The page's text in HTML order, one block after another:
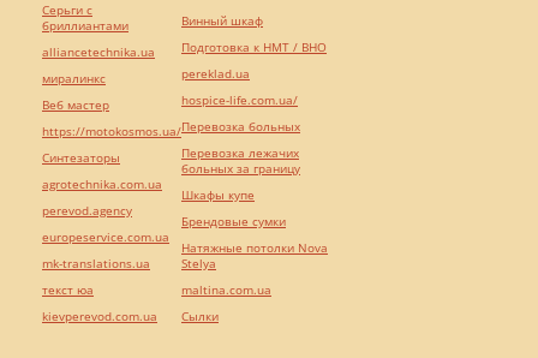
Серьги с
бриллиантами
alliancetechnika.ua
миралинкс
Веб мастер
https://motokosmos.ua/
Синтезаторы
agrotechnika.com.ua
perevod.agency
europeservice.com.ua
mk-translations.ua
текст юа
kievperevod.com.ua
Винный шкаф
Подготовка к НМТ / ВНО
pereklad.ua
hospice-life.com.ua/
Перевозка больных
Перевозка лежачих
больных за границу
Шкафы купе
Брендовые сумки
Натяжные потолки Nova
Stelya
maltina.com.ua
Cылки